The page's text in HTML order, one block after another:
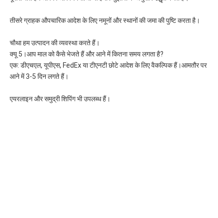
तीसरे ग्राहक औपचारिक आदेश के लिए नमूनों और स्थानों की जमा की पुष्टि करता है।
चौथा हम उत्पादन की व्यवस्था करते हैं।
क्यू 5।आप माल को कैसे भेजते हैं और आने में कितना समय लगता है?
एक: डीएचएल, यूपीएस, FedEx या टीएनटी छोटे आदेश के लिए वैकल्पिक हैं।आमतौर पर
आने में 3-5 दिन लगते हैं।
एयरलाइन और समुद्री शिपिंग भी उपलब्ध हैं।